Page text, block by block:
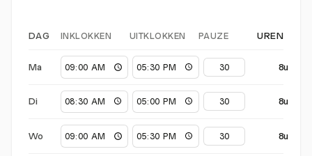
DAG INKLOKKEN UITKLOKKEN PAUZE UREN
Ma 8u
Di 8u
Wo 8u